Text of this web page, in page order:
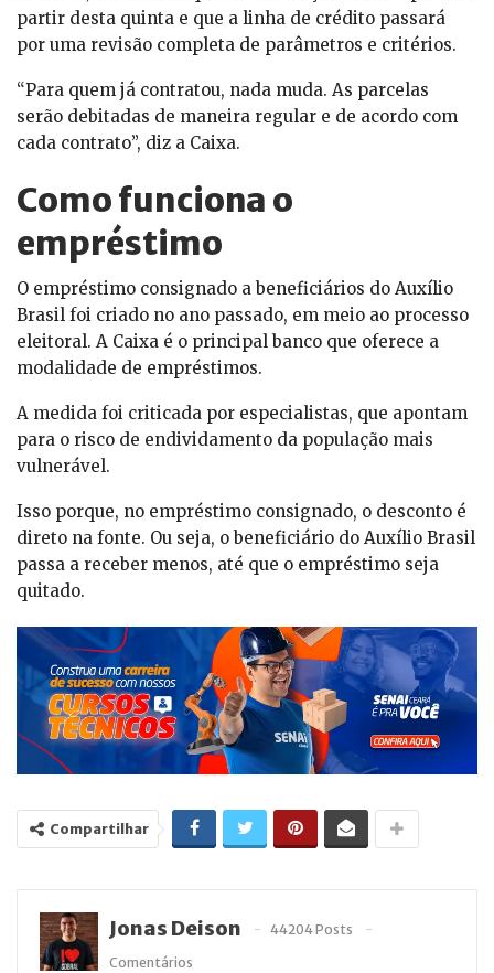
partir desta quinta e que a linha de crédito passará
por uma revisão completa de parâmetros e critérios.
“Para quem já contratou, nada muda. As parcelas
serão debitadas de maneira regular e de acordo com
cada contrato”, diz a Caixa.
Como funciona o
empréstimo
O empréstimo consignado a beneficiários do Auxílio
Brasil foi criado no ano passado, em meio ao processo
eleitoral. A Caixa é o principal banco que oferece a
modalidade de empréstimos.
A medida foi criticada por especialistas, que apontam
para o risco de endividamento da população mais
vulnerável.
Isso porque, no empréstimo consignado, o desconto é
direto na fonte. Ou seja, o beneficiário do Auxílio Brasil
passa a receber menos, até que o empréstimo seja
quitado.
Compartilhar
Jonas Deison
44204 Posts
Comentários